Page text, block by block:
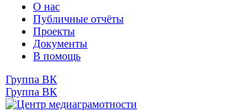
О нас
Публичные отчёты
Проекты
Документы
В помощь
Группа ВК
Группа ВК